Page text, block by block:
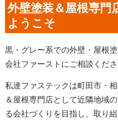
外壁塗装＆屋根専門
ようこそ
黒・グレー系での外壁・屋根
会社ファーストにご相談くださ
私達ファステックは町田市・
＆屋根専門店として近隣地域
る会社づくりを目指し、取り組